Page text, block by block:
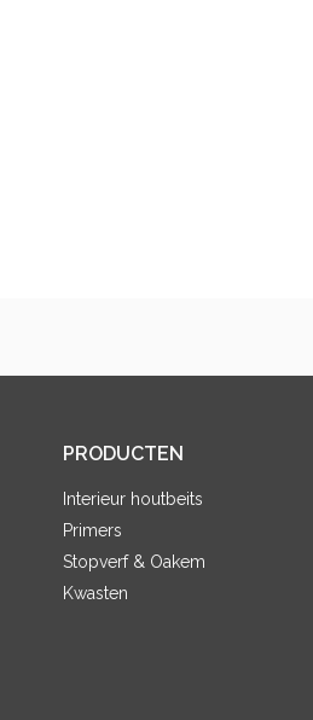
PRODUCTEN
Interieur houtbeits
Primers
Stopverf & Oakem
Kwasten